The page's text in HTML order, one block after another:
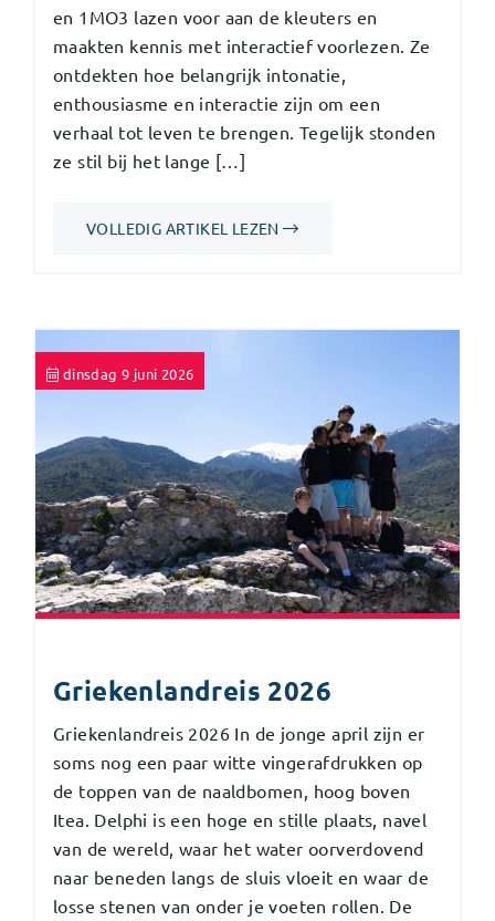
en 1MO3 lazen voor aan de kleuters en
maakten kennis met interactief voorlezen. Ze
ontdekten hoe belangrijk intonatie,
enthousiasme en interactie zijn om een
verhaal tot leven te brengen. Tegelijk stonden
ze stil bij het lange […]
VOLLEDIG ARTIKEL LEZEN
dinsdag 9 juni 2026
Griekenlandreis 2026
Griekenlandreis 2026 In de jonge april zijn er
soms nog een paar witte vingerafdrukken op
de toppen van de naaldbomen, hoog boven
Itea. Delphi is een hoge en stille plaats, navel
van de wereld, waar het water oorverdovend
naar beneden langs de sluis vloeit en waar de
losse stenen van onder je voeten rollen. De